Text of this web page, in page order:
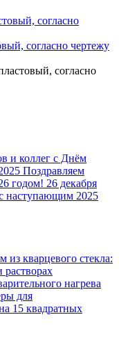
согласно чертежу
согласно
и коллег с Днём
Поздравляем
годом! 26 декабря
наступающим 2025
из кварцевого стекла:
растворах
нагрева
для
15 квадратных